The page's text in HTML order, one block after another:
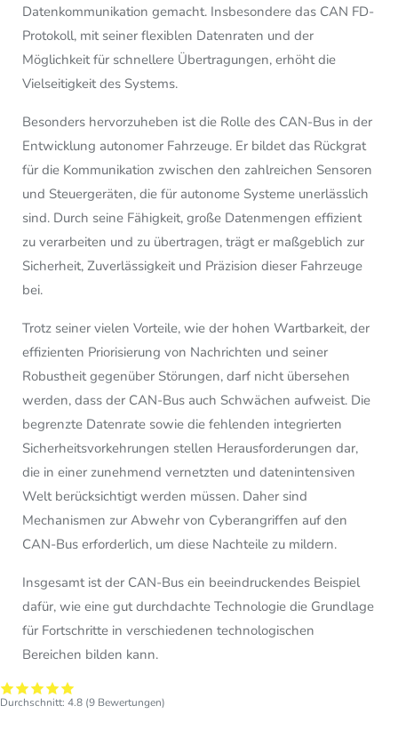
Datenkommunikation gemacht. Insbesondere das CAN FD-
Protokoll, mit seiner flexiblen Datenraten und der
Möglichkeit für schnellere Übertragungen, erhöht die
Vielseitigkeit des Systems.
Besonders hervorzuheben ist die Rolle des CAN-Bus in der
Entwicklung autonomer Fahrzeuge. Er bildet das Rückgrat
für die Kommunikation zwischen den zahlreichen Sensoren
und Steuergeräten, die für autonome Systeme unerlässlich
sind. Durch seine Fähigkeit, große Datenmengen effizient
zu verarbeiten und zu übertragen, trägt er maßgeblich zur
Sicherheit, Zuverlässigkeit und Präzision dieser Fahrzeuge
bei.
Trotz seiner vielen Vorteile, wie der hohen Wartbarkeit, der
effizienten Priorisierung von Nachrichten und seiner
Robustheit gegenüber Störungen, darf nicht übersehen
werden, dass der CAN-Bus auch Schwächen aufweist. Die
begrenzte Datenrate sowie die fehlenden integrierten
Sicherheitsvorkehrungen stellen Herausforderungen dar,
die in einer zunehmend vernetzten und datenintensiven
Welt berücksichtigt werden müssen. Daher sind
Mechanismen zur Abwehr von Cyberangriffen auf den
CAN-Bus erforderlich, um diese Nachteile zu mildern.
Insgesamt ist der CAN-Bus ein beeindruckendes Beispiel
dafür, wie eine gut durchdachte Technologie die Grundlage
für Fortschritte in verschiedenen technologischen
Bereichen bilden kann.
Durchschnitt: 4.8 (9 Bewertungen)